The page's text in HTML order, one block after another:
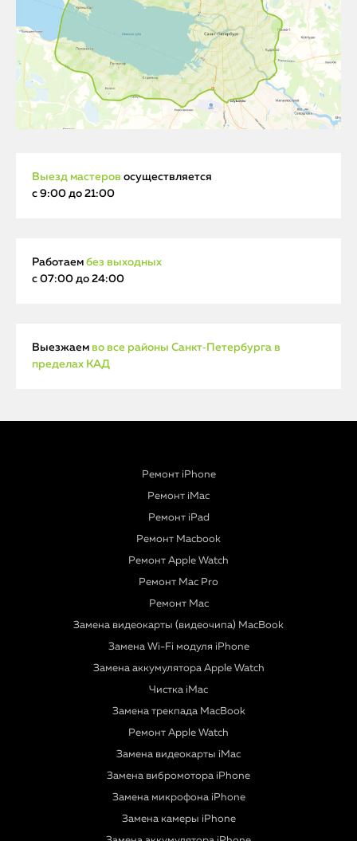
Выезд мастеров осуществляется
с 9:00 до 21:00
Работаем без выходных
с 07:00 до 24:00
Выезжаем во все районы Санкт‑Петербурга в
пределах КАД
Ремонт iPhone
Ремонт iMac
Ремонт iPad
Ремонт Macbook
Ремонт Apple Watch
Ремонт Mac Pro
Ремонт Mac
Замена видеокарты (видеочипа) MacBook
Замена Wi-Fi модуля iPhone
Замена аккумулятора Apple Watch
Чистка iMac
Замена трекпада MacBook
Ремонт Apple Watch
Замена видеокарты iMac
Замена вибромотора iPhone
Замена микрофона iPhone
Замена камеры iPhone